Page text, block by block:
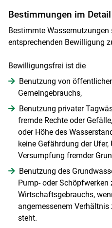
Skip to
Bestimmungen im
Bestimmte
entsprechenden Bewilligung
Bewilligungsfrei ist die
Benutzung von
Gemeingebrauchs,
Benutzung privater
fremde Rechte oder
oder Höhe des
keine Gefährdung der
Versumpfung fremder
Benutzung des
Pump- oder Schöpfwerken
Wirtschaftsgebrauchs,
angemessenem Verhältnis
steht.